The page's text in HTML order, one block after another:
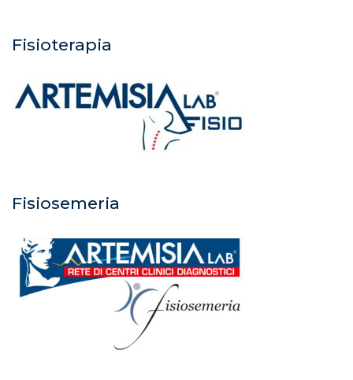
Fisioterapia
Fisiosemeria